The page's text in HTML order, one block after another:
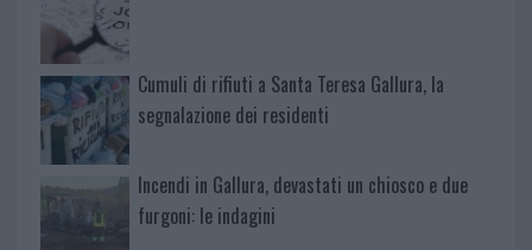
Cumuli di rifiuti a Santa Teresa Gallura, la
segnalazione dei residenti
Incendi in Gallura, devastati un chiosco e due
furgoni: le indagini